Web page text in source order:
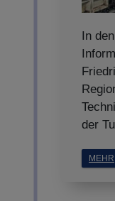
In
der
MEHR